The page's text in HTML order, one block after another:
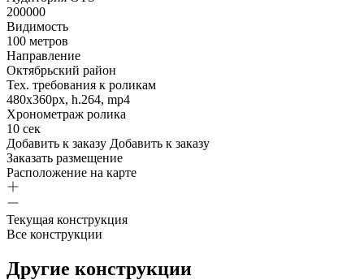
200000
Видимость
100 метров
Направление
Октябрьский район
Тех. требования к роликам
480х360px, h.264, mp4
Хронометраж ролика
10 сек
Добавить к заказу Добавить к заказу
Заказать размещение
Расположение на карте
Текущая конструкция
Все конструкции
Другие конструкции